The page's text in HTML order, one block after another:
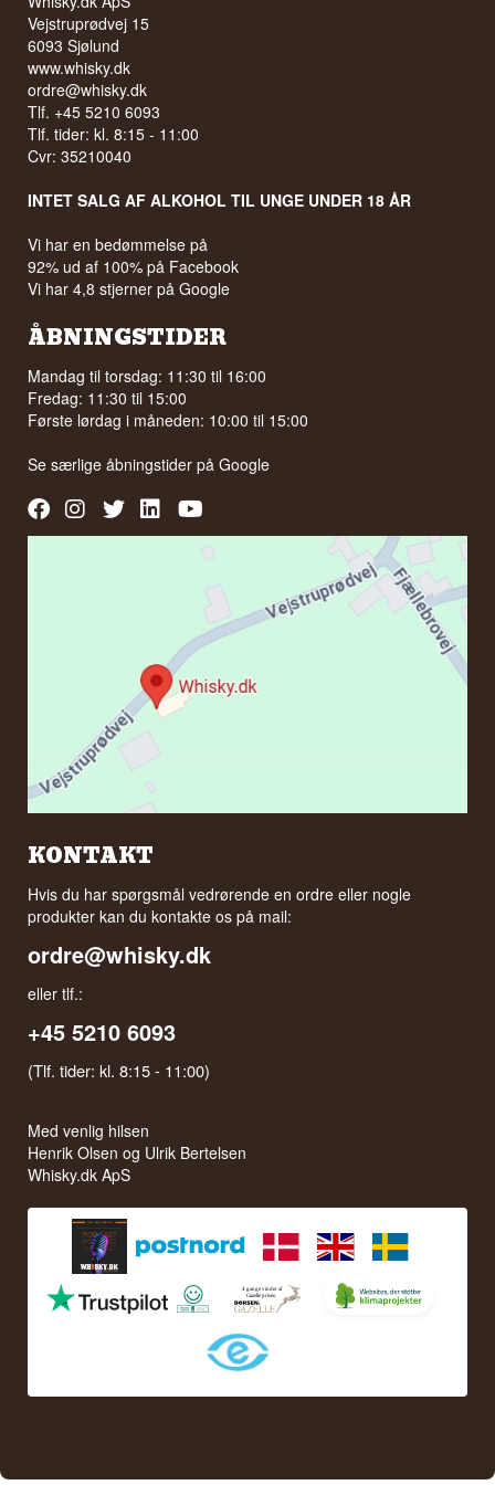
Vejstruprødvej 15
6093 Sjølund
www.whisky.dk
ordre@whisky.dk
Tlf. +45 5210 6093
Tlf. tider: kl. 8:15 - 11:00
Cvr: 35210040
INTET SALG AF ALKOHOL TIL UNGE UNDER 18 ÅR
Vi har en bedømmelse på
92% ud af 100% på Facebook
Vi har 4,8 stjerner på Google
ÅBNINGSTIDER
Mandag til torsdag: 11:30 til 16:00
Fredag: 11:30 til 15:00
Første lørdag i måneden: 10:00 til 15:00
Se særlige åbningstider påGoogle
KONTAKT
Hvis du har spørgsmål vedrørende en ordre eller nogle
produkter kan du kontakte os på mail:
ordre@whisky.dk
eller tlf.:
+45 5210 6093
(Tlf. tider: kl. 8:15 - 11:00)
Med venlig hilsen
Henrik Olsen og Ulrik Bertelsen
Whisky.dk ApS